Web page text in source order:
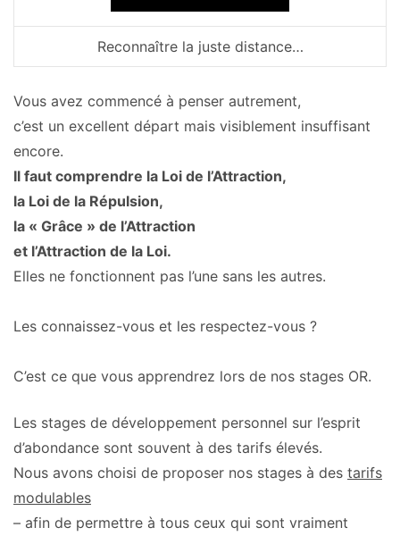
Reconnaître la juste distance…
Vous avez commencé à penser autrement,
c’est un excellent départ mais visiblement insuffisant
encore.
Il faut comprendre la Loi de l’Attraction,
la Loi de la Répulsion,
la « Grâce » de l’Attraction
et l’Attraction de la Loi.
Elles ne fonctionnent pas l’une sans les autres.
Les connaissez-vous et les respectez-vous ?
C’est ce que vous apprendrez lors de nos stages OR.
Les stages de développement personnel sur l’esprit
d’abondance sont souvent à des tarifs élevés.
Nous avons choisi de proposer nos stages à des tarifs
modulables
– afin de permettre à tous ceux qui sont vraiment